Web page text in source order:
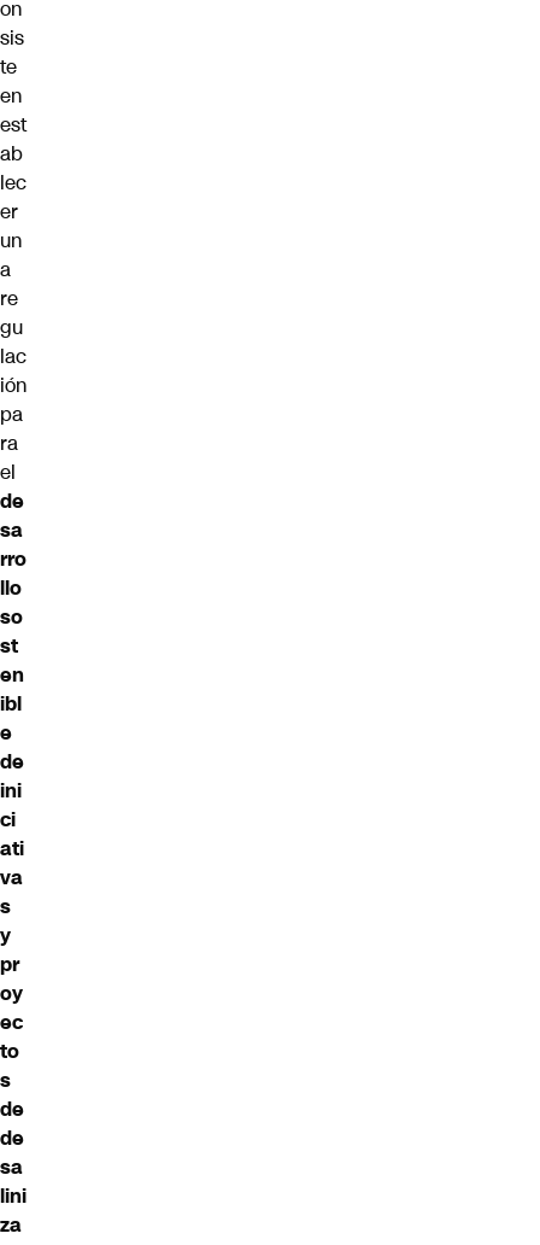
on
sis
te
en
est
ab
lec
er
un
a
re
gu
lac
ión
pa
ra
el
de
sa
rro
llo
so
st
en
ibl
e
de
ini
ci
ati
va
s
y
pr
oy
ec
to
s
de
de
sa
lini
za